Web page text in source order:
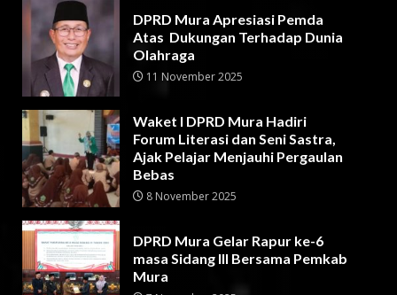
DPRD Mura Apresiasi Pemda
Atas Dukungan Terhadap Dunia
Olahraga
11 November 2025
Waket I DPRD Mura Hadiri
Forum Literasi dan Seni Sastra,
Ajak Pelajar Menjauhi Pergaulan
Bebas
8 November 2025
DPRD Mura Gelar Rapur ke-6
masa Sidang III Bersama Pemkab
Mura